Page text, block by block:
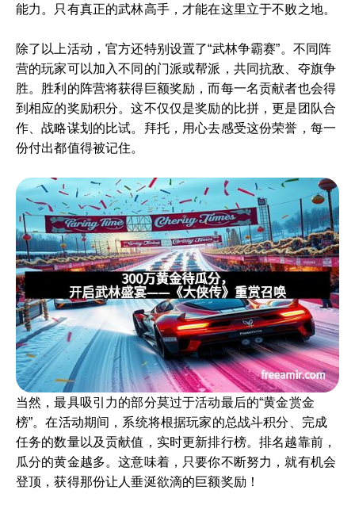
能力。只有真正的武林高手，才能在这里立于不败之地。
除了以上活动，官方还特别设置了“武林争霸赛”。不同阵
营的玩家可以加入不同的门派或帮派，共同抗敌、夺旗争
胜。胜利的阵营将获得巨额奖励，而每一名贡献者也会得
到相应的奖励积分。这不仅仅是奖励的比拼，更是团队合
作、战略谋划的比试。拜托，用心去感受这份荣誉，每一
份付出都值得被记住。
当然，最具吸引力的部分莫过于活动最后的“黄金赏金
榜”。在活动期间，系统将根据玩家的总战斗积分、完成
任务的数量以及贡献值，实时更新排行榜。排名越靠前，
瓜分的黄金越多。这意味着，只要你不断努力，就有机会
登顶，获得那份让人垂涎欲滴的巨额奖励！